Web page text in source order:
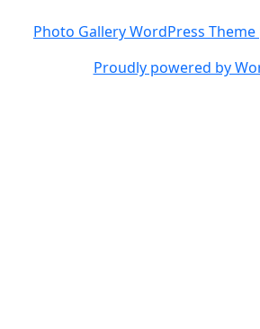
Photo Gallery WordPress Theme
Proudly powered by